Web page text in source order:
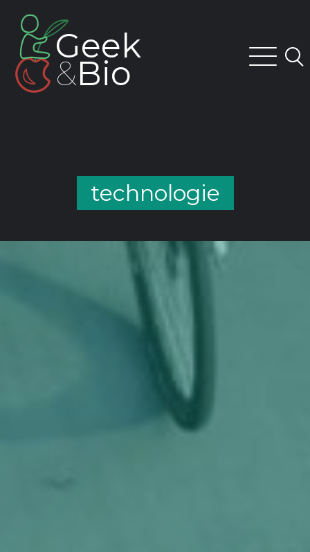
content
Geek
&Bio
technologie